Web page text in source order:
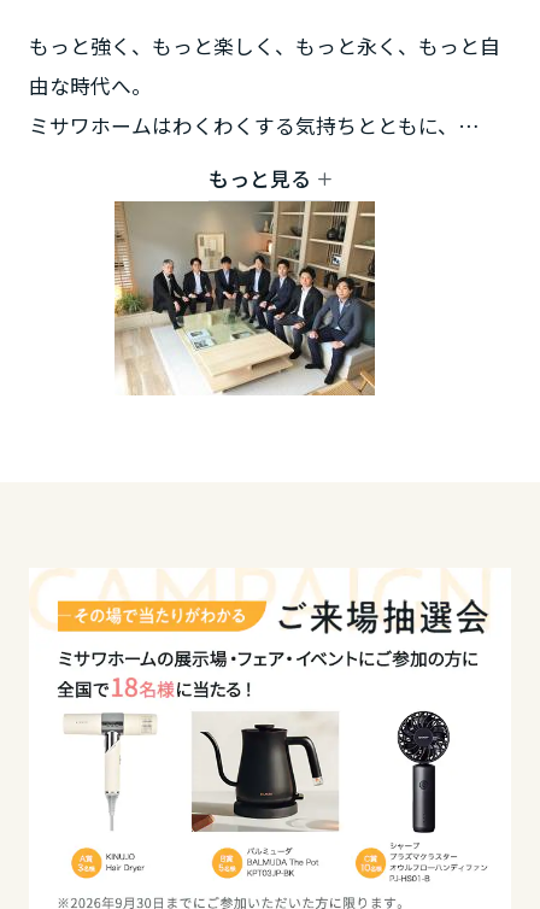
もっと強く、もっと楽しく、もっと永く、もっと自
由な時代へ。
ミサワホームはわくわくする気持ちとともに、
新しい住まいと暮らしをデザインしていきます。
住まいのご相談はぜひ私たちにおまかせください。
皆さまのご来場を心よりお待ちしております。
もっと見る